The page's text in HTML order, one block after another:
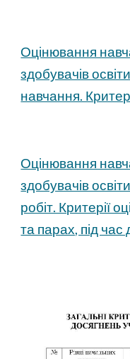
Оцінювання
здобувачів
навчання.
Оцінювання
здобувачів
робіт. Критерії
та парах, під час